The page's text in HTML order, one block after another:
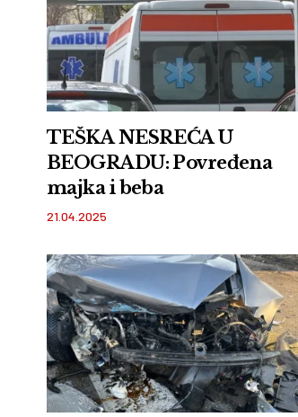
TEŠKA NESREĆA U
BEOGRADU: Povređena
majka i beba
21.04.2025